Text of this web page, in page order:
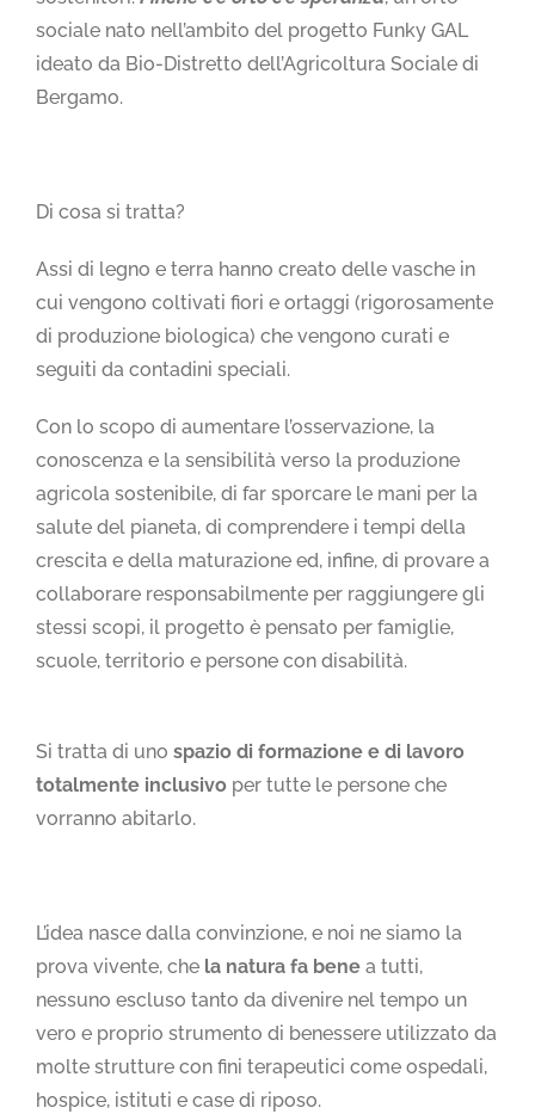
sociale nato nell’ambito del progetto Funky GAL
ideato da Bio-Distretto dell’Agricoltura Sociale di
Bergamo.
Di cosa si tratta?
Assi di legno e terra hanno creato delle vasche in
cui vengono coltivati fiori e ortaggi (rigorosamente
di produzione biologica) che vengono curati e
seguiti da contadini speciali.
Con lo scopo di aumentare l’osservazione, la
conoscenza e la sensibilità verso la produzione
agricola sostenibile, di far sporcare le mani per la
salute del pianeta, di comprendere i tempi della
crescita e della maturazione ed, infine, di provare a
collaborare responsabilmente per raggiungere gli
stessi scopi, il progetto è pensato per famiglie,
scuole, territorio e persone con disabilità.
Si tratta di uno spazio di formazione e di lavoro
totalmente inclusivo per tutte le persone che
vorranno abitarlo.
L’idea nasce dalla convinzione, e noi ne siamo la
prova vivente, che la natura fa bene a tutti,
nessuno escluso tanto da divenire nel tempo un
vero e proprio strumento di benessere utilizzato da
molte strutture con fini terapeutici come ospedali,
hospice, istituti e case di riposo.